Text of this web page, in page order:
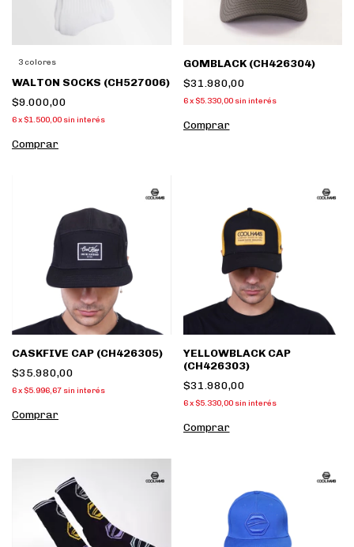
3 colores
WALTON SOCKS (CH527006)
$9.000,00
6x $1.500,00 sin interés
Comprar
GOMBLACK (CH426304)
$31.980,00
6 x $5.330,00 sin interés
Comprar
CASKFIVE CAP (CH426305)
$35.980,00
6x $5.996,67 sin interés
Comprar
YELLOWBLACK CAP
(CH426303)
$31.980,00
6 x $5.330,00 sin interés
Comprar